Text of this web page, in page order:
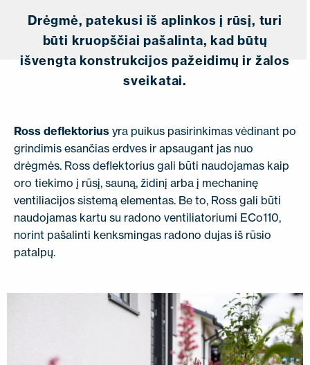
Drėgmė, patekusi iš aplinkos į rūsį, turi
būti kruopščiai pašalinta, kad būtų
išvengta konstrukcijos pažeidimų ir žalos
sveikatai.
Ross deflektorius yra puikus pasirinkimas vėdinant po
grindimis esančias erdves ir apsaugant jas nuo
drėgmės. Ross deflektorius gali būti naudojamas kaip
oro tiekimo į rūsį, sauną, židinį arba į mechaninę
ventiliacijos sistemą elementas. Be to, Ross gali būti
naudojamas kartu su radono ventiliatoriumi ECo110,
norint pašalinti kenksmingas radono dujas iš rūsio
patalpų.